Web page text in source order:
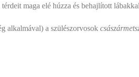
maga elé húzza és behajlított
alkalmával) a szülészorvosok